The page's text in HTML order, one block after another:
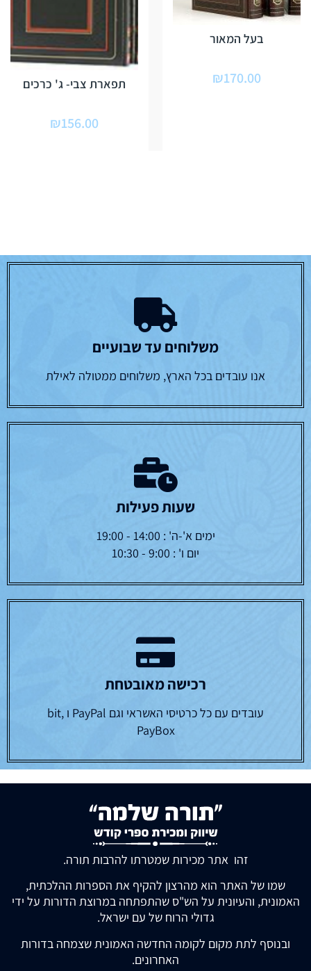
בעל המאור
₪170.00 תפארת צבי- ג' כרכים
₪156.00
משלוחים עד שבועיים
אנו עובדים בכל הארץ, משלוחים ממטולה לאילת
שעות פעילות
ימים א'-ה' : 14:00 - 19:00
יום ו' : 9:00 - 10:30
רכישה מאובטחת
עובדים עם כל כרטיסי האשראי וגם PayPal ו bit,
PayBox
זהו אתר מכירות שמטרתו להרבות תורה.
שמו של האתר הוא מהרצון להקיף את הספרות ההלכתית,
האמונית, והעיונית על הש"ס שהתפתחה במרוצת הדורות על ידי
גדולי הרוח של עם ישראל.
ובנוסף לתת מקום לקומה החדשה האמונית שצמחה בדורות
האחרונים.